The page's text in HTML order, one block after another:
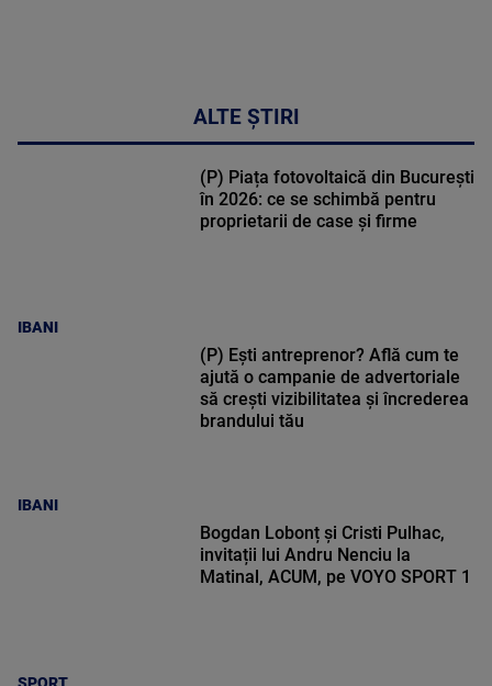
ALTE ȘTIRI
IBANI
(P) Piața fotovoltaică din București
în 2026: ce se schimbă pentru
proprietarii de case și firme
IBANI
(P) Ești antreprenor? Află cum te
ajută o campanie de advertoriale
să crești vizibilitatea și încrederea
brandului tău
Bogdan Lobonț și Cristi Pulhac,
invitații lui Andru Nenciu la
Matinal, ACUM, pe VOYO SPORT 1